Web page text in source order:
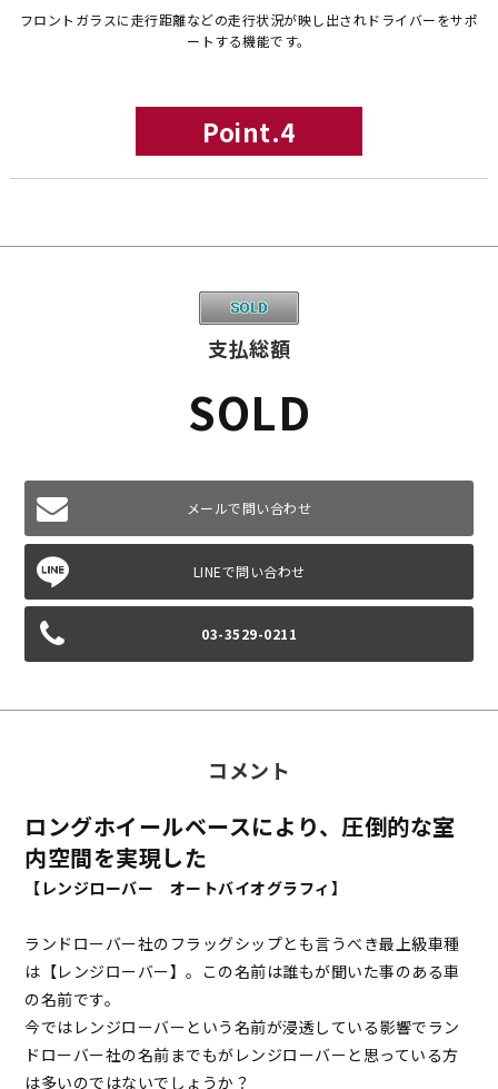
フロントガラスに走行距離などの走行状況が映し出されドライバーをサポ
ートする機能です。
Point.4
支払総額
SOLD
メールで問い合わせ
03-3529-0211
コメント
ロングホイールベースにより、圧倒的な室
内空間を実現した
【レンジローバー オートバイオグラフィ】
ランドローバー社のフラッグシップとも言うべき最上級車種
は【レンジローバー】。この名前は誰もが聞いた事のある車
の名前です。
今ではレンジローバーという名前が浸透している影響でラン
ドローバー社の名前までもがレンジローバーと思っている方
は多いのではないでしょうか？